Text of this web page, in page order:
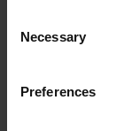
Selection
Necessary
Preferences